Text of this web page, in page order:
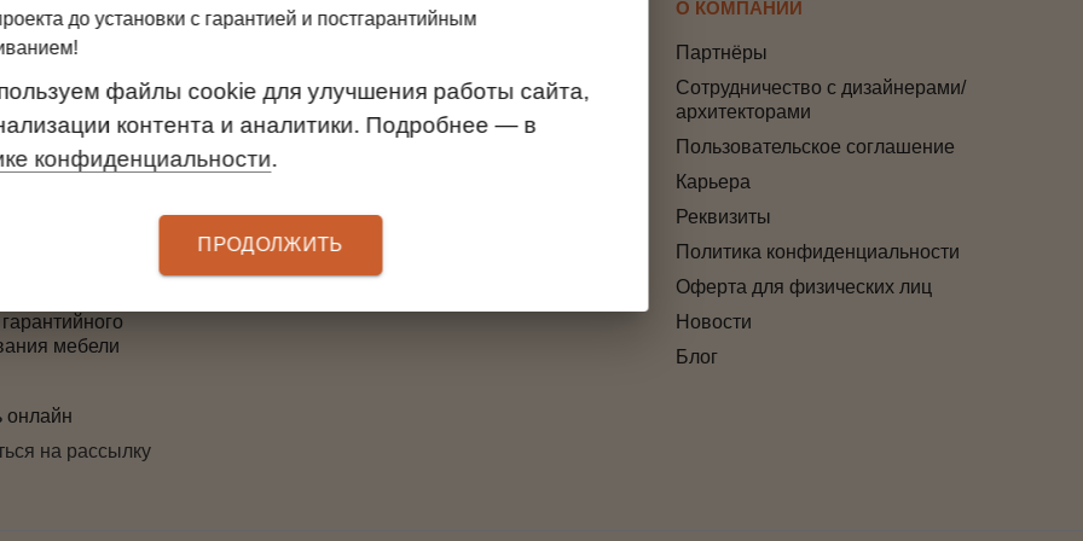
оплаты
лояльности
мебели
онлайн
на рассылку
3D-проект дверей
Установка
О КОМПАНИИ
Партнёры
Сотрудничество с дизайнерами/
архитекторами
Пользовательское соглашение
Карьера
Реквизиты
Политика конфиденциальности
Оферта для физических лиц
Новости
Блог
до установки с гарантией и постгарантийным
файлы cookie для улучшения работы сайта,
контента и аналитики. Подробнее — в
конфиденциальности.
ПРОДОЛЖИТЬ